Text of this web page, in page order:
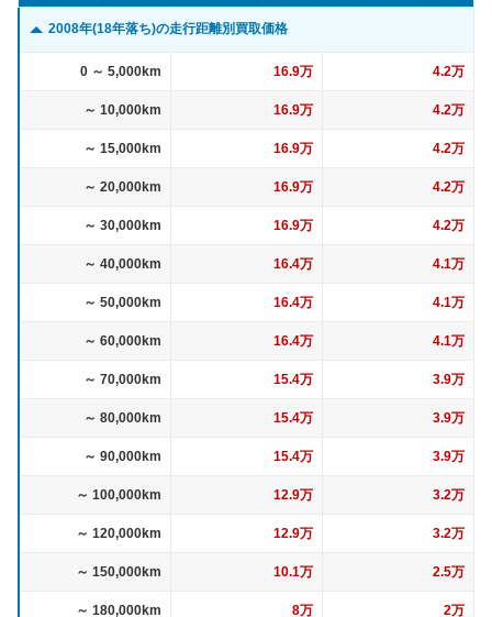
2008年(18年落ち)の走行距離別買取価格
0 ～ 5,000km 16.9万 4.2万
～ 10,000km 16.9万 4.2万
～ 15,000km 16.9万 4.2万
～ 20,000km 16.9万 4.2万
～ 30,000km 16.9万 4.2万
～ 40,000km 16.4万 4.1万
～ 50,000km 16.4万 4.1万
～ 60,000km 16.4万 4.1万
～ 70,000km 15.4万 3.9万
～ 80,000km 15.4万 3.9万
～ 90,000km 15.4万 3.9万
～ 100,000km 12.9万 3.2万
～ 120,000km 12.9万 3.2万
～ 150,000km 10.1万 2.5万
～ 180,000km 8万 2万